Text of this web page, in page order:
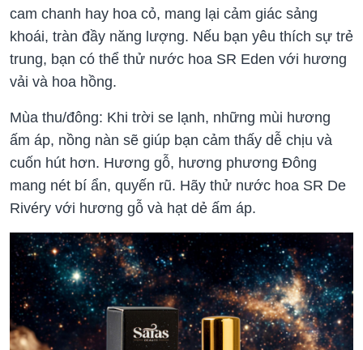
cam chanh hay hoa cỏ, mang lại cảm giác sảng
khoái, tràn đầy năng lượng. Nếu bạn yêu thích sự trẻ
trung, bạn có thể thử nước hoa SR Eden với hương
vải và hoa hồng.
Mùa thu/đông: Khi trời se lạnh, những mùi hương
ấm áp, nồng nàn sẽ giúp bạn cảm thấy dễ chịu và
cuốn hút hơn. Hương gỗ, hương phương Đông
mang nét bí ẩn, quyến rũ. Hãy thử nước hoa SR De
Rivéry với hương gỗ và hạt dẻ ấm áp.